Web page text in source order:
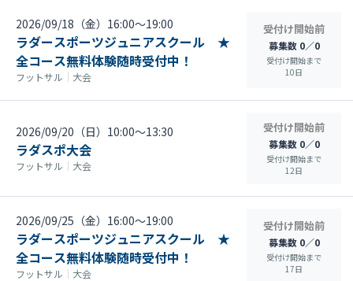
2026/09/18（金）16:00〜19:00
ラダースポーツジュニアスクール ★
全コース無料体験随時受付中！
フットサル ｜ 大会
受付け開始前
募集数 0／0
受付け開始まで
10日
2026/09/20（日）10:00〜13:30
ラダスポ大会
フットサル ｜ 大会
受付け開始前
募集数 0／0
受付け開始まで
12日
2026/09/25（金）16:00〜19:00
ラダースポーツジュニアスクール ★
全コース無料体験随時受付中！
フットサル ｜ 大会
受付け開始前
募集数 0／0
受付け開始まで
17日